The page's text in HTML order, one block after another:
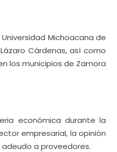
Michoacana de
Cárdenas, así como
los municipios de Zamora
económica durante la
empresarial, la opinión
a proveedores.